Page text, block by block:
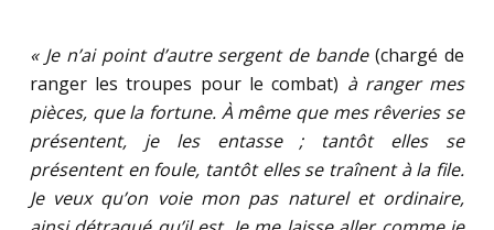
« Je n’ai point d’autre sergent de bande(chargé de
ranger les troupes pour le combat) à ranger mes
pièces, que la fortune. À même que mes rêveries se
présentent, je les entasse ; tantôt elles se
présentent en foule, tantôt elles se traînent à la file.
Je veux qu’on voie mon pas naturel et ordinaire,